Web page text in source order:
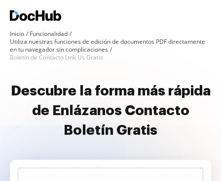
Inicio
Funcionalidad
Utiliza nuestras funciones de edición de documentos PDF directamente
en tu navegador sin complicaciones
Boletín de Contacto Link Us Gratis
Descubre la forma más rápida
de Enlázanos Contacto
Boletín Gratis